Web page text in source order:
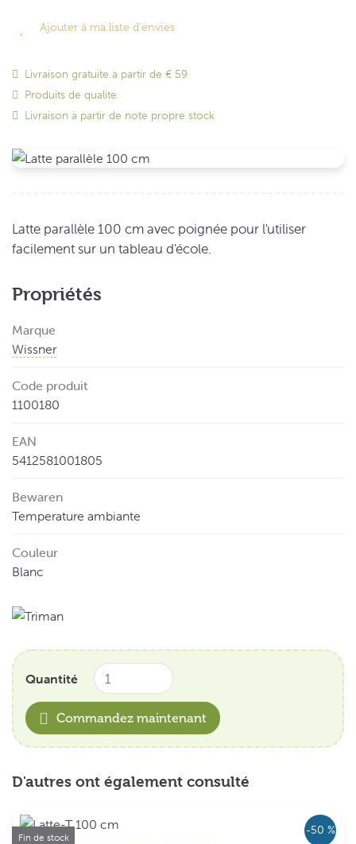
Ajouter à ma liste d'envies
Livraison gratuite à partir de € 59
Produits de qualité
Livraison à partir de note propre stock
Latte parallèle 100 cm avec poignée pour l'utiliser
facilement sur un tableau d'école.
Propriétés
Marque
Wissner
Code produit
1100180
EAN
5412581001805
Bewaren
Temperature ambiante
Couleur
Blanc
Quantité
Commandez maintenant
D'autres ont également consulté
-50 %
Fin de stock